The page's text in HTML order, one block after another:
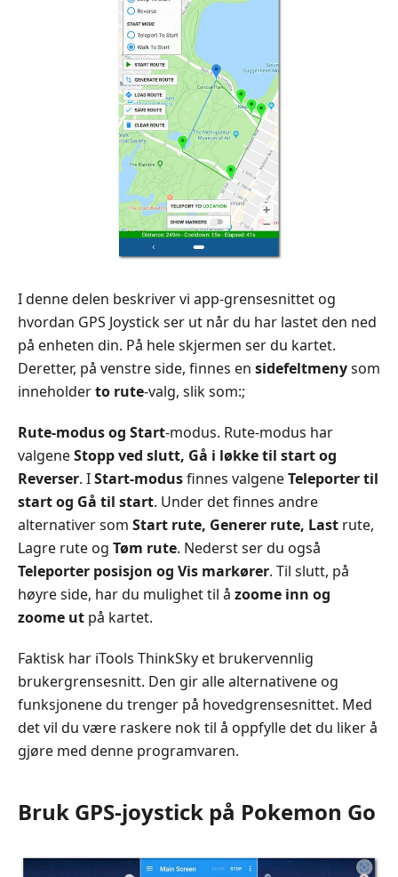
I denne delen beskriver vi app‑grensesnittet og
hvordan GPS Joystick ser ut når du har lastet den ned
på enheten din. På hele skjermen ser du kartet.
Deretter, på venstre side, finnes en sidefeltmenysom
inneholderto rute‑valg, slik som:;
Rute‑modus og Start‑modus. Rute‑modus har
valgeneStopp ved slutt, Gå i løkke til start og
Reverser. IStart‑modusfinnes valgeneTeleporter til
start og Gå til start. Under det finnes andre
alternativer som Start rute, Generer rute, Last rute,
Lagre rute og Tøm rute. Nederst ser du også
Teleporter posisjon og Vis markører. Til slutt, på
høyre side, har du mulighet til å zoome inn og
zoome ut på kartet.
Faktisk har iTools ThinkSky et brukervennlig
brukergrensesnitt. Den gir alle alternativene og
funksjonene du trenger på hovedgrensesnittet. Med
det vil du være raskere nok til å oppfylle det du liker å
gjøre med denne programvaren.
Bruk GPS-joystick på Pokemon Go